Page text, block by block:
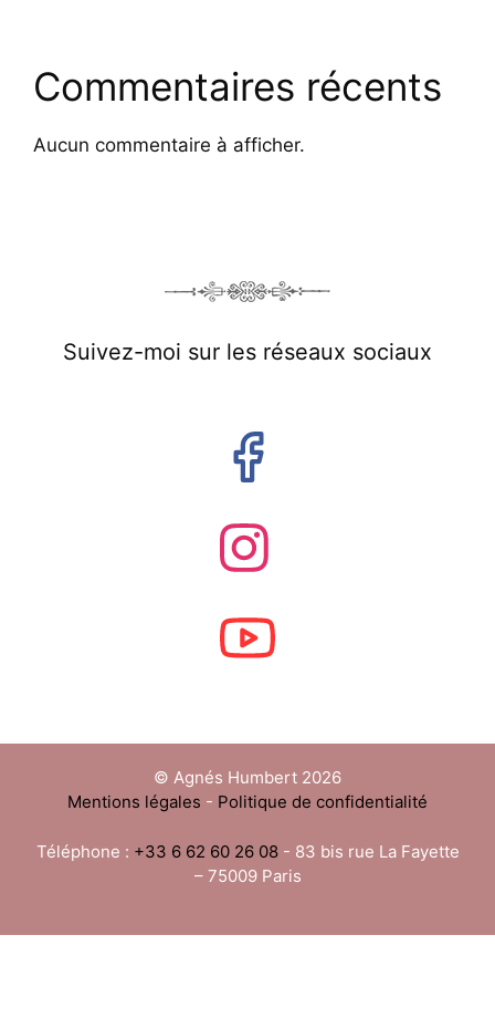
Commentaires récents
Aucun commentaire à afficher.
Suivez-moi sur les réseaux sociaux
© Agnés Humbert 2026
Mentions légales - Politique de confidentialité
Téléphone : +33 6 62 60 26 08 - 83 bis rue La Fayette
– 75009 Paris